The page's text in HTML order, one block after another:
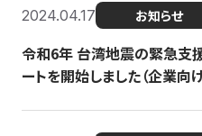
2024.04.17 お知らせ
令和6年 台湾地震の緊急支
ートを開始しました（企業向け